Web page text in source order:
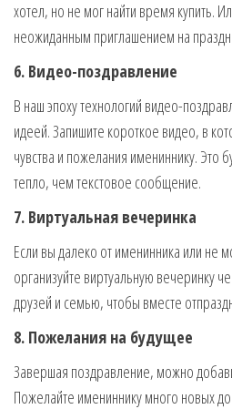
хотел, но не мог найти время купить.
неожиданным приглашением на
6. Видео-поздравление
В наш эпоху технологий видео-
идеей. Запишите короткое видео, в
чувства и пожелания имениннику. Это
тепло, чем текстовое сообщение.
7. Виртуальная вечеринка
Если вы далеко от именинника или не
организуйте виртуальную вечеринку
друзей и семью, чтобы вместе
8. Пожелания на будущее
Завершая поздравление, можно
Пожелайте имениннику много новых